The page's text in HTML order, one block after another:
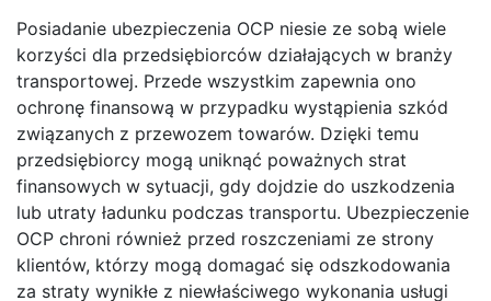
Posiadanie ubezpieczenia OCP niesie ze sobą wiele
korzyści dla przedsiębiorców działających w branży
transportowej. Przede wszystkim zapewnia ono
ochronę finansową w przypadku wystąpienia szkód
związanych z przewozem towarów. Dzięki temu
przedsiębiorcy mogą uniknąć poważnych strat
finansowych w sytuacji, gdy dojdzie do uszkodzenia
lub utraty ładunku podczas transportu. Ubezpieczenie
OCP chroni również przed roszczeniami ze strony
klientów, którzy mogą domagać się odszkodowania
za straty wynikłe z niewłaściwego wykonania usługi